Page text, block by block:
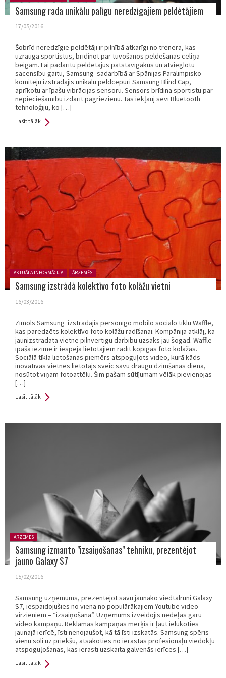
Samsung rada unikālu palīgu neredzīgajiem peldētājiem
17/05/2016
Šobrīd neredzīgie peldētāji ir pilnībā atkarīgi no trenera, kas
uzrauga sportistus, brīdinot par tuvošanos peldēšanas celiņa
beigām. Lai padarītu peldētājus patstāvīgākus un atvieglotu
sacensību gaitu, Samsung sadarbībā ar Spānijas Paralimpisko
komiteju izstrādājis unikālu peldcepuri Samsung Blind Cap,
aprīkotu ar īpašu vibrācijas sensoru. Sensors brīdina sportistu par
nepieciešamību izdarīt pagriezienu. Tas iekļauj sevī Bluetooth
tehnoloģiju, ko […]
Lasīt tālāk
Posted in:
AKTUĀLA INFORMĀCIJA ĀRZEMĒS
Samsung izstrādā kolektīvo foto kolāžu vietni
16/03/2016
Zīmols Samsung izstrādājis personīgo mobilo sociālo tīklu Waffle,
kas paredzēts kolektīvo foto kolāžu radīšanai. Kompānija atklāj, ka
jaunizstrādātā vietne pilnvērtīgu darbību uzsāks jau šogad. Waffle
īpašā iezīme ir iespēja lietotājiem radīt kopīgas foto kolāžas.
Sociālā tīkla lietošanas piemērs atspoguļots video, kurā kāds
inovatīvās vietnes lietotājs sveic savu draugu dzimšanas dienā,
nosūtot viņam fotoattēlu. Šim pašam sūtījumam vēlāk pievienojas
[…]
Lasīt tālāk
Posted
in:
ĀRZEMĒS
Samsung izmanto "izsaiņošanas" tehniku, prezentējot
jauno Galaxy S7
15/02/2016
Samsung uzņēmums, prezentējot savu jaunāko viedtālruni Galaxy
S7, iespaidojušies no viena no populārākajiem Youtube video
virzieniem – “izsaiņošana”. Uzņēmums izveidojis nedēļas garu
video kampaņu. Reklāmas kampaņas mērķis ir ļaut ielūkoties
jaunajā ierīcē, īsti nenojaušot, kā tā īsti izskatās. Samsung spēris
vienu soli uz priekšu, atsakoties no ierastās profesionāļu viedokļu
atspoguļošanas, kas ierasti uzskaita galvenās ierīces […]
Lasīt tālāk